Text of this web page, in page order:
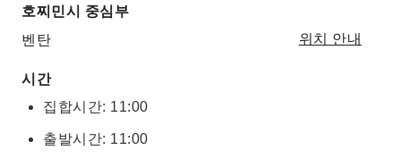
호찌민시 중심부
벤탄
위치 안내
시간
집합시간: 11:00
출발시간: 11:00